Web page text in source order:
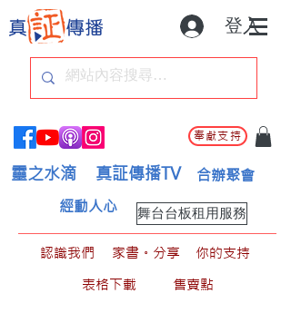
登入
奉獻支持
靈之水滴 真証傳播TV 合辦聚會
舞台台板租用服務
經動人心
認識我們 家書。分享
你的支持
表格下載
售賣點